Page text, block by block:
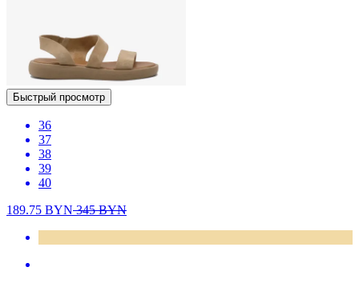
Быстрый просмотр
36
37
38
39
40
189.75 BYN345BYN